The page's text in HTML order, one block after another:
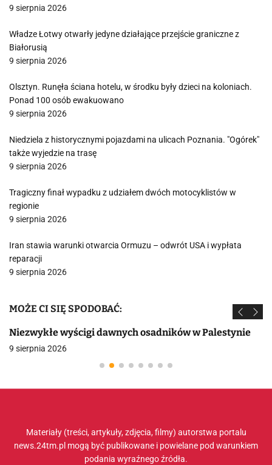
9 sierpnia 2026
Władze Łotwy otwarły jedyne działające przejście graniczne z
Białorusią
9 sierpnia 2026
Olsztyn. Runęła ściana hotelu, w środku były dzieci na koloniach.
Ponad 100 osób ewakuowano
9 sierpnia 2026
Niedziela z historycznymi pojazdami na ulicach Poznania. "Ogórek"
także wyjedzie na trasę
9 sierpnia 2026
Tragiczny finał wypadku z udziałem dwóch motocyklistów w
regionie
9 sierpnia 2026
Iran stawia warunki otwarcia Ormuzu – odwrót USA i wypłata
reparacji
9 sierpnia 2026
MOŻE CI SIĘ SPODOBAĆ:
Niezwykłe wyścigi dawnych osadników w Palestynie
9 sierpnia 2026
Materiały (treści, artykuły, zdjęcia, filmy) autorstwa portalu
news.24tm.pl mogą być publikowane i powielane pod warunkiem
podania wyraźnego źródła.